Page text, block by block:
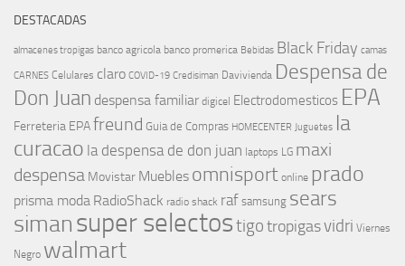
DESTACADAS
almacenes tropigas banco agricola banco promerica Bebidas Black Friday camas
CARNES Celulares claro COVID-19 Credisiman Davivienda Despensa de
Don Juan despensa familiar digicel Electrodomesticos EPA
Ferreteria EPAfreund Guia de Compras HOMECENTER Juguetes la
curacao la despensa de don juan laptops LG maxi
despensa Movistar Muebles omnisport online prado
prisma moda RadioShack radio shack raf samsung sears
simansuper selectostigotropigasvidri Viernes
Negro walmart